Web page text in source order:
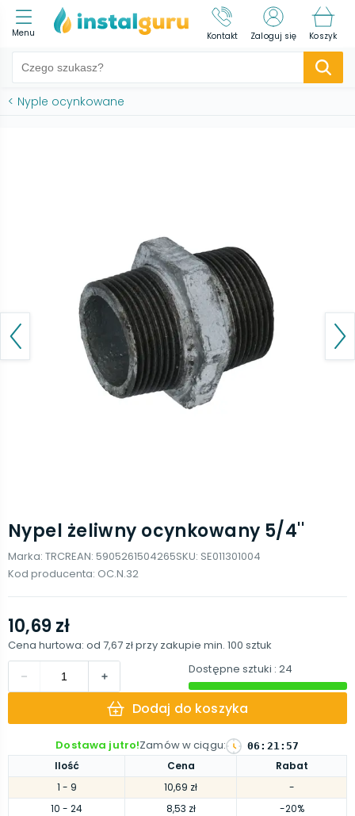
Menu Kontakt Zaloguj się Koszyk
< Nyple ocynkowane
Nypel żeliwny ocynkowany 5/4''
Marka: TRCREAN: 5905261504265SKU: SE011301004
Kod producenta: OC.N.32
Ilość Cena
Rabat
1 - 9 10,69 zł
-
10 - 24 8,53 zł
-20%
10,69 zł
Cena hurtowa: od 7,67 złprzy zakupie min. 100 sztuk
Dostępne sztuki : 24
Dodaj do koszyka
Dostawa jutro!Zamów w ciągu: 06 : 21: 56